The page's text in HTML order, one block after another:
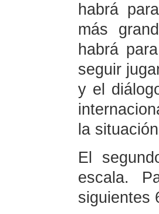
habrá
más
habrá
seguir
y el
la
El
escala.
siguientes